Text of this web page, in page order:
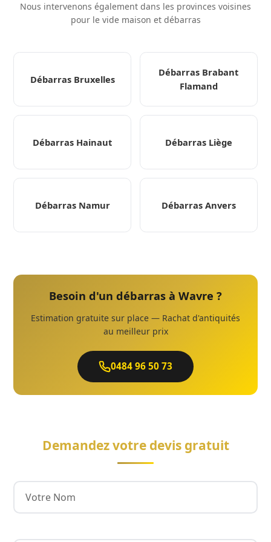
Nous intervenons également dans les provinces voisines
pour le vide maison et débarras
Débarras Bruxelles
Débarras Brabant
Flamand
Débarras Hainaut Débarras Liège
Débarras Namur Débarras Anvers
Besoin d'un débarras à Wavre ?
Estimation gratuite sur place — Rachat d'antiquités
au meilleur prix
0484 96 50 73
Demandez votre devis gratuit